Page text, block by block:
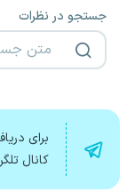
جستجو در نظرات
برای
کانال